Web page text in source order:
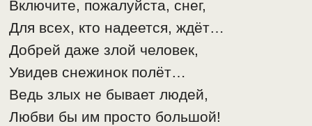
Включите, пожалуйста, снег,
Для всех, кто надеется, ждёт…
Добрей даже злой человек,
Увидев снежинок полёт…
Ведь злых не бывает людей,
Любви бы им просто большой!